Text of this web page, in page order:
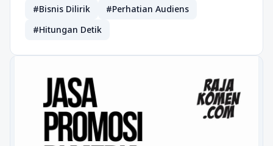
#Bisnis Dilirik
#Perhatian Audiens
#Hitungan Detik